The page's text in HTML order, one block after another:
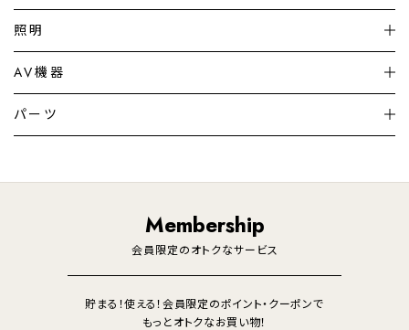
加湿器・空気清浄機
暖房機 掃除機
調理家電 生活家電
照明
シーリングライト
デスクライト
AV機器
テレビ
パーツ
Membership
会員限定のオトクなサービス
貯まる！使える！会員限定のポイント・クーポンで
もっとオトクなお買い物！